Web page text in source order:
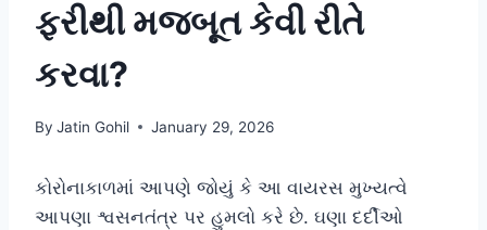
ફરીથી મજબૂત કેવી રીતે
કરવા?
By Jatin Gohil January 29, 2026
કોરોનાકાળમાં આપણે જોયું કે આ વાયરસ મુખ્યત્વે
આપણા શ્વસનતંત્ર પર હુમલો કરે છે. ઘણા દર્દીઓ